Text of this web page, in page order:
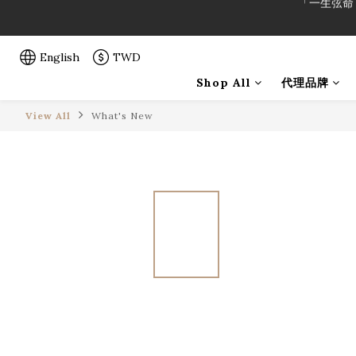
「一生弦
English TWD
Shop All
代理品牌
View All What's New